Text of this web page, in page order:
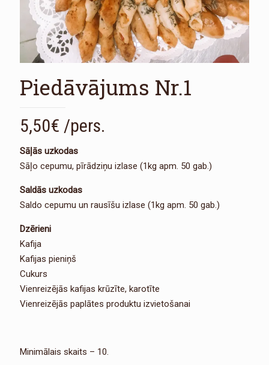
Piedāvājums Nr.1
5,50€ /pers.
Sāļās uzkodas
Sāļo cepumu, pīrādziņu izlase (1kg apm. 50 gab.)
Saldās uzkodas
Saldo cepumu un rausīšu izlase (1kg apm. 50 gab.)
Dzērieni
Kafija
Kafijas pieniņš
Cukurs
Vienreizējās kafijas krūzīte, karotīte
Vienreizējās paplātes produktu izvietošanai
Minimālais skaits – 10.